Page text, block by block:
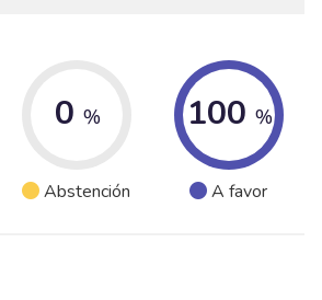
0 %
Abstención
100 %
A favor